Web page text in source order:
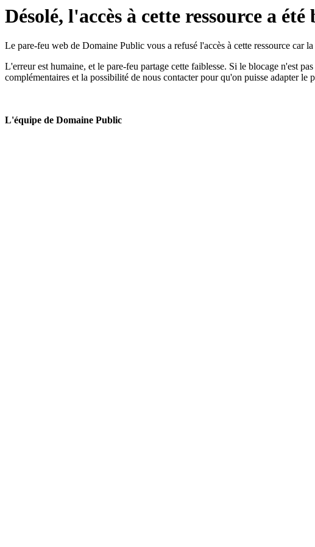
Désolé, l'accès à cette ressource a été
Le pare-feu web de Domaine Public vous a refusé l'accès à cette ressource car
L'erreur est humaine, et le pare-feu partage cette faiblesse. Si le blocage n'est
complémentaires et la possibilité de nous contacter pour qu'on puisse adapter le
L'équipe de Domaine Public